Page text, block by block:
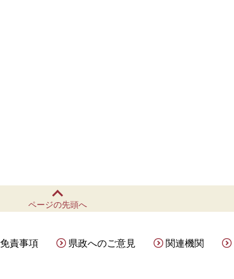
ページの先頭へ
免責事項 県政へのご意見 関連機関